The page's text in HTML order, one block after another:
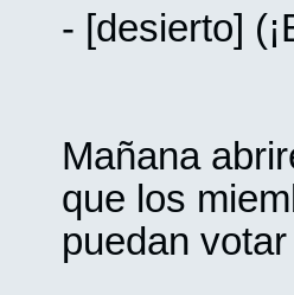
- [desierto]
Mañana
que los
puedan